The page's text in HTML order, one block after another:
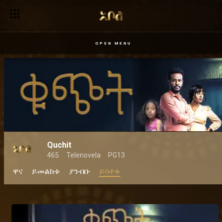
OPEN MENU
Quchit
465 Telenovela PG13
ዋና ይመልከቱ ያንብቡ ይሳተፉ